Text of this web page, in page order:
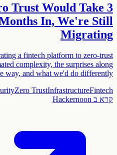
Trust Would Take 3
In, We're Still
Migrating
a fintech platform to zero-trust
complexity, the surprises along
way, and what we'd do differently.
Zero TrustInfrastructureFintech
קרא ב Hackernoon